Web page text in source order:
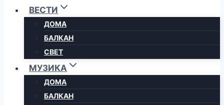
ВЕСТИ
ДОМА
БАЛКАН
СВЕТ
МУЗИКА
ДОМА
БАЛКАН